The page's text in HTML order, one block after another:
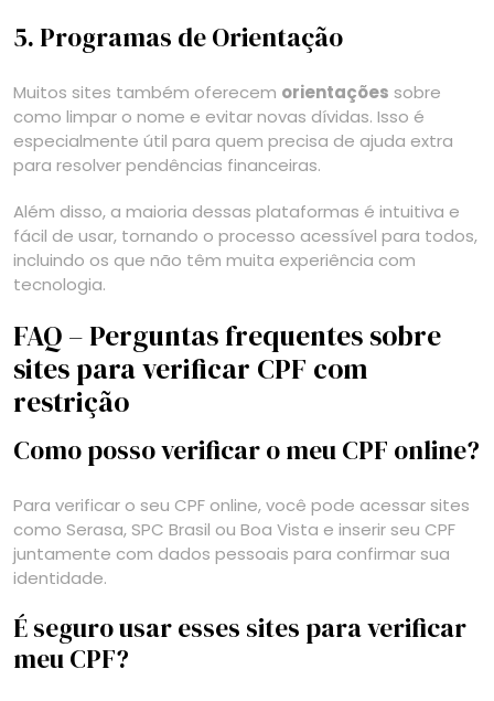
5. Programas de Orientação
Muitos sites também oferecem orientações sobre
como limpar o nome e evitar novas dívidas. Isso é
especialmente útil para quem precisa de ajuda extra
para resolver pendências financeiras.
Além disso, a maioria dessas plataformas é intuitiva e
fácil de usar, tornando o processo acessível para todos,
incluindo os que não têm muita experiência com
tecnologia.
FAQ – Perguntas frequentes sobre
sites para verificar CPF com
restrição
Como posso verificar o meu CPF online?
Para verificar o seu CPF online, você pode acessar sites
como Serasa, SPC Brasil ou Boa Vista e inserir seu CPF
juntamente com dados pessoais para confirmar sua
identidade.
É seguro usar esses sites para verificar
meu CPF?